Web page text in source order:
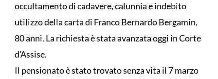
occultamento di cadavere, calunnia e indebito
utilizzo della carta di Franco Bernardo Bergamin,
80 anni. La richiesta è stata avanzata oggi in Corte
d'Assise.
Il pensionato è stato trovato senza vita il 7 marzo